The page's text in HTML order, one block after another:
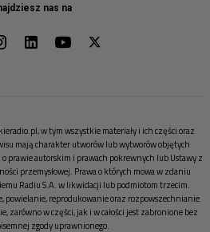
nas na
w tym wszystkie materiały i ich części oraz
mają charakter utworów lub wytworów objętych
prawie autorskim i prawach pokrewnych lub Ustawy z
przemysłowej. Prawa o których mowa w zdaniu
Radiu S.A. w likwidacji lub podmiotom trzecim.
powielanie, reprodukowanie oraz rozpowszechnianie
zarówno w części, jak i w całości jest zabronione bez
zgody uprawnionego.